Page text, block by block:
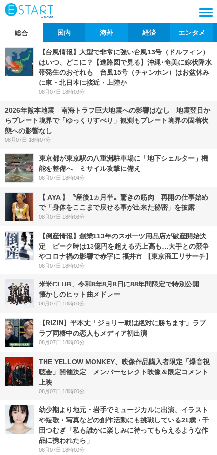
総合 国内 海外 経済 エンタメ
【台風情報】大型で非常に強い台風13号（ドルフィン）
はいつ、どこに？【進路図で見る】沖縄･奄美に線状降水
帯発生のおそれも 台風15号（チャンホン）はお盆休み
に東・北日本に接近・上陸か
08月07日 18時09分
2026年熊本地震 南海トラフ巨大地震への影響はなし 地震翌日か
らプレート境界で「ゆっくりすべり」観測もプレート境界の固着状
態への影響なし
08月07日 18時07分
東京都が東京駅の八重洲駐車場に「地下シェルター」機
能を整備へ ミサイル攻撃に備え
08月07日 18時04分
【 AYA 】〝産後1ヵ月半〟驚きの筋肉 再開の仕事始め
で「身体をここまで戻せる事が出来た秘密」を披露
08月07日 18時03分
【倒産情報】創業113年のスポーツ用品店が破産開始決
定 ピーク時は13億円を超える売上高も…大手との競争
やコロナ禍の影響で赤字に 福井市 【東京商工リサーチ】
08月07日 18時00分
米米CLUB、令和8年8月8日に88年間限定で特別公開
懐かしのヒット曲メドレー
08月07日 18時00分
【RIZIN】平本丈「ジョリー戦は絶対に勝ちます」ラブ
ラブ同棲中の恋人もメディア初出演
08月07日 18時00分
THE YELLOW MONKEY、映像作品購入者限定「爆音視
聴会」開催決定 メンバーセレクト映像＆限定コメント
上映
08月07日 18時00分
幼少期より地元・岩手でミュージカルに出演、イラスト
や短歌・写真などの創作活動にも挑戦している21歳・千
田つむぎ「私も誰かに楽しみに待ってもらえるような作
品に携われたら」
08月07日 18時00分